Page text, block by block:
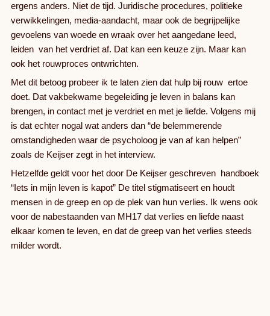
ergens anders. Niet de tijd. Juridische procedures, politieke
verwikkelingen, media-aandacht, maar ook de begrijpelijke
gevoelens van woede en wraak over het aangedane leed,
leiden van het verdriet af. Dat kan een keuze zijn. Maar kan
ook het rouwproces ontwrichten.
Met dit betoog probeer ik te laten zien dat hulp bij rouw ertoe
doet. Dat vakbekwame begeleiding je leven in balans kan
brengen, in contact met je verdriet en met je liefde. Volgens mij
is dat echter nogal wat anders dan “de belemmerende
omstandigheden waar de psycholoog je van af kan helpen”
zoals de Keijser zegt in het interview.
Hetzelfde geldt voor het door De Keijser geschreven handboek
“Iets in mijn leven is kapot” De titel stigmatiseert en houdt
mensen in de greep en op de plek van hun verlies. Ik wens ook
voor de nabestaanden van MH17 dat verlies en liefde naast
elkaar komen te leven, en dat de greep van het verlies steeds
milder wordt.